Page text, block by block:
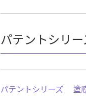
パテントシリー
パテントシリーズ 塗